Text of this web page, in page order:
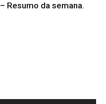
Resumo da semana.